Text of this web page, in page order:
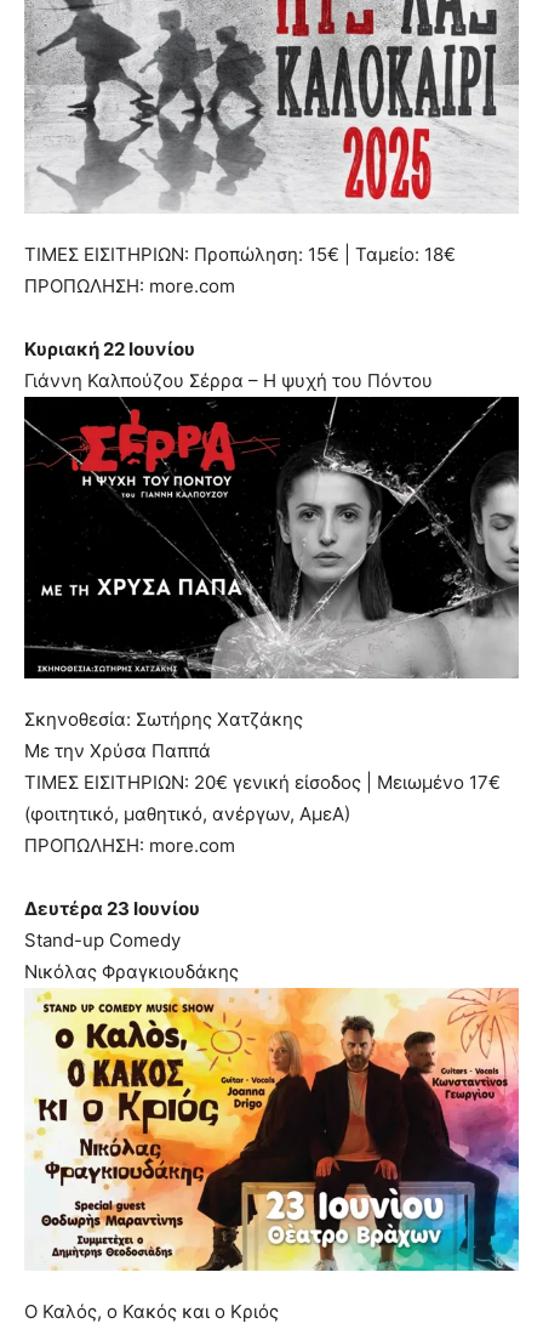
ΤΙΜΕΣ ΕΙΣΙΤΗΡΙΩΝ: Προπώληση: 15€ | Ταμείο: 18€
ΠΡΟΠΩΛΗΣΗ: more.com
Κυριακή 22 Ιουνίου
Γιάννη Καλπούζου Σέρρα – Η ψυχή του Πόντου
Σκηνοθεσία: Σωτήρης Χατζάκης
Με την Χρύσα Παππά
ΤΙΜΕΣ ΕΙΣΙΤΗΡΙΩΝ: 20€ γενική είσοδος | Μειωμένο 17€
(φοιτητικό, μαθητικό, ανέργων, ΑμεΑ)
ΠΡΟΠΩΛΗΣΗ: more.com
Δευτέρα 23 Ιουνίου
Stand-up Comedy
Νικόλας Φραγκιουδάκης
Ο Καλός, ο Κακός και ο Κριός